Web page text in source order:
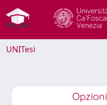
UNITesi
Opzioni